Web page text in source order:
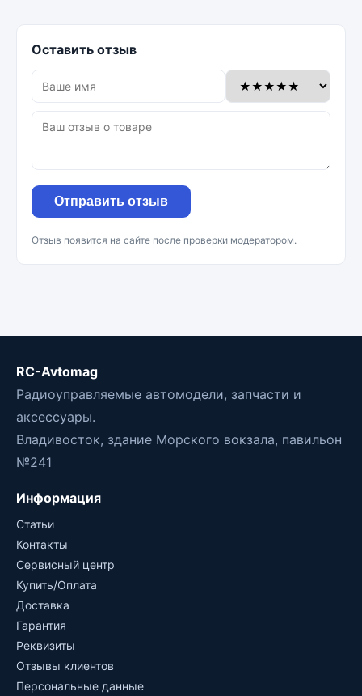
Оставить отзыв
Отправить отзыв
Отзыв появится на сайте после проверки модератором.
RC-Avtomag
Радиоуправляемые автомодели, запчасти и
аксессуары.
Владивосток, здание Морского вокзала, павильон
№241
Информация
Статьи
Контакты
Сервисный центр
Купить/Оплата
Доставка
Гарантия
Реквизиты
Отзывы клиентов
Персональные данные